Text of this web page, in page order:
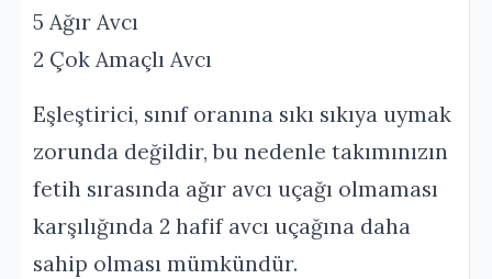
5 Ağır Avcı
2 Çok Amaçlı Avcı
Eşleştirici, sınıf oranına sıkı sıkıya uymak
zorunda değildir, bu nedenle takımınızın
fetih sırasında ağır avcı uçağı olmaması
karşılığında 2 hafif avcı uçağına daha
sahip olması mümkündür.